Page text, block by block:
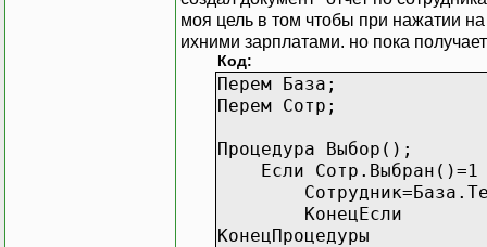
моя цель в том чтобы при нажатии
ихними зарплатами. но пока
Код:
Перем База;
Перем Сотр;
Процедура Выбор();
Если Сотр.Выбран()=1
КонецЕсли
КонецПроцедуры